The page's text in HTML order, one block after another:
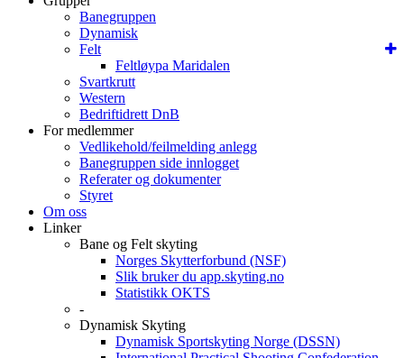
Banegruppen
Dynamisk
Felt
Feltløypa Maridalen
Svartkrutt
Western
Bedriftidrett DnB
For medlemmer
Vedlikehold/feilmelding anlegg
Banegruppen side innlogget
Referater og dokumenter
Styret
Om oss
Linker
Bane og Felt skyting
Norges Skytterforbund (NSF)
Slik bruker du app.skyting.no
Statistikk OKTS
-
Dynamisk Skyting
Dynamisk Sportskyting Norge (DSSN)